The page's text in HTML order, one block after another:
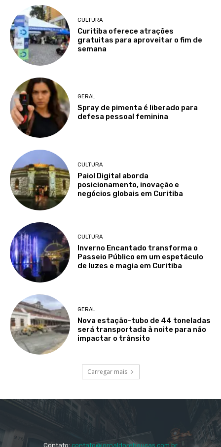
CULTURA
Curitiba oferece atrações
gratuitas para aproveitar o fim de
semana
GERAL
Spray de pimenta é liberado para
defesa pessoal feminina
CULTURA
Paiol Digital aborda
posicionamento, inovação e
negócios globais em Curitiba
CULTURA
Inverno Encantado transforma o
Passeio Público em um espetáculo
de luzes e magia em Curitiba
GERAL
Nova estação-tubo de 44 toneladas
será transportada à noite para não
impactar o trânsito
Carregar mais
Contato: contato@jornaldoreboucas.com.br